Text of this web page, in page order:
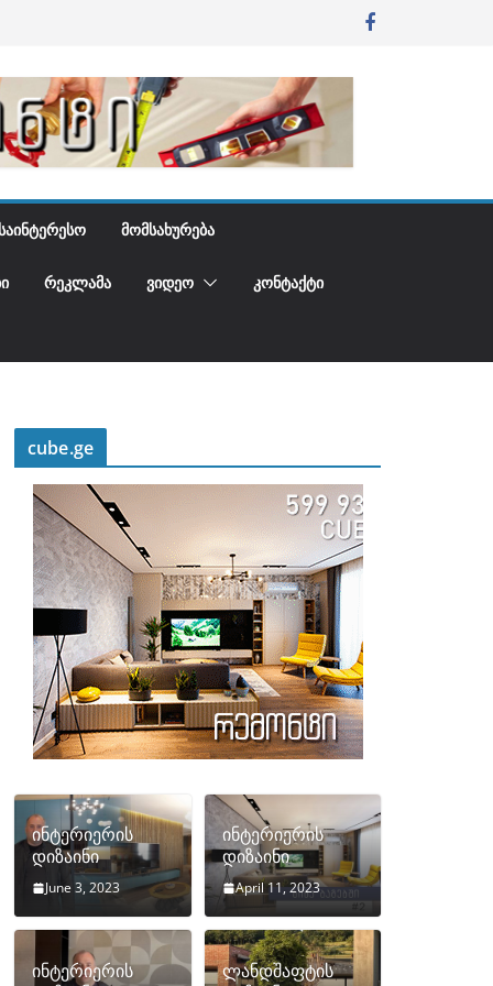
ᲡᲐᲘᲜᲢᲔᲠᲔᲡᲝ ᲛᲝᲛᲡᲐᲮᲣᲠᲔᲑᲐ
ᲠᲔᲙᲚᲐᲛᲐ ᲕᲘᲓᲔᲝ ᲙᲝᲜᲢᲐᲥᲢᲘ
cube.ge
ინტერიერის
დიზაინი
June 3, 2023
ინტერიერის
დიზაინი
April 11, 2023
ინტერიერის
ლანდშაფტის